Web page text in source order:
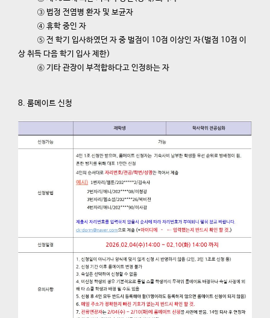
③ 법정 전염병 환자 및 보균자
④ 휴학 중인 자
⑤ 전 학기 입사하였던 자 중 벌점이 10점 이상인 자(벌점 10점 이
상 취득 다음 학기 입사 제한)
⑥ 기타 관장이 부적합하다고 인정하는 자
8. 룸메이트 신청